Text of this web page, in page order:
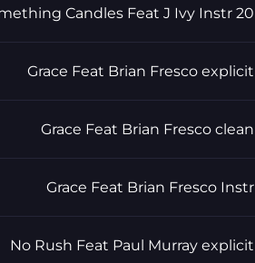
20 Something Candles Feat J Ivy Instr
Grace Feat Brian Fresco explicit
Grace Feat Brian Fresco clean
Grace Feat Brian Fresco Instr
No Rush Feat Paul Murray explicit